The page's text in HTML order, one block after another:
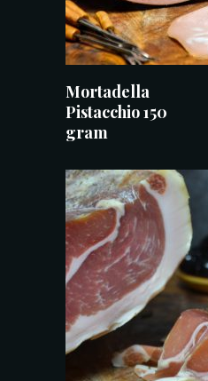
Mortadella
Pistacchio 150
gram
TOEVOEGEN AAN